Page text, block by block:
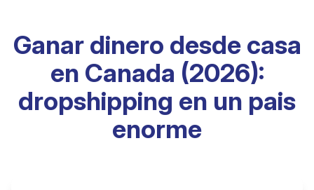
Ganar dinero desde casa
en Canada (2026):
dropshipping en un pais
enorme